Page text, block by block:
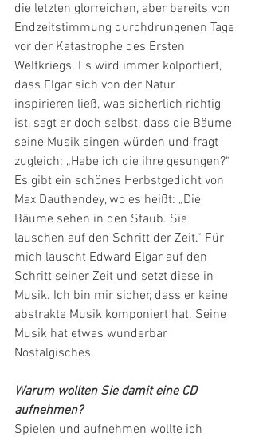
die letzten glorreichen, aber bereits von
Endzeitstimmung durchdrungenen Tage
vor der Katastrophe des Ersten
Weltkriegs. Es wird immer kolportiert,
dass Elgar sich von der Natur
inspirieren ließ, was sicherlich richtig
ist, sagt er doch selbst, dass die Bäume
seine Musik singen würden und fragt
zugleich: „Habe ich die ihre gesungen?“
Es gibt ein schönes Herbstgedicht von
Max Dauthendey, wo es heißt: „Die
Bäume sehen in den Staub. Sie
lauschen auf den Schritt der Zeit.“ Für
mich lauscht Edward Elgar auf den
Schritt seiner Zeit und setzt diese in
Musik. Ich bin mir sicher, dass er keine
abstrakte Musik komponiert hat. Seine
Musik hat etwas wunderbar
Nostalgisches.
Warum wollten Sie damit eine CD
aufnehmen?
Spielen und aufnehmen wollte ich